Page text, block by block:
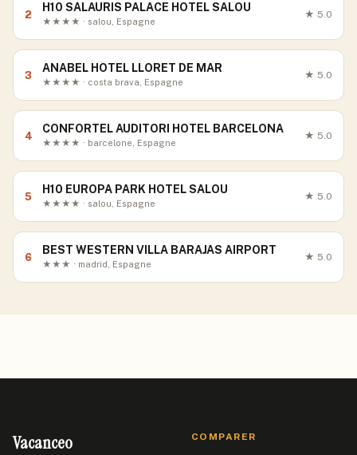
2
H10 SALAURIS PALACE HOTEL SALOU
★★★★ · salou, Espagne
★ 5.0
3
ANABEL HOTEL LLORET DE MAR
★★★★ · costa brava, Espagne
★ 5.0
4
CONFORTEL AUDITORI HOTEL BARCELONA
★★★★ · barcelone, Espagne
★ 5.0
5
H10 EUROPA PARK HOTEL SALOU
★★★★ · salou, Espagne
★ 5.0
6
BEST WESTERN VILLA BARAJAS AIRPORT
★★★ · madrid, Espagne
★ 5.0
Vacanceo COMPARER